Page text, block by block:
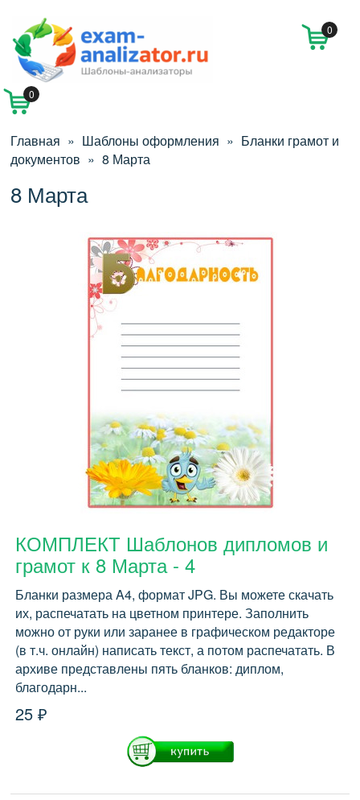
0
0
Главная » Шаблоны оформления » Бланки грамот и
документов » 8 Марта
8 Марта
КОМПЛЕКТ Шаблонов дипломов и
грамот к 8 Марта - 4
Бланки размера A4, формат JPG. Вы можете скачать
их, распечатать на цветном принтере. Заполнить
можно от руки или заранее в графическом редакторе
(в т.ч. онлайн) написать текст, а потом распечатать. В
архиве представлены пять бланков: диплом,
благодарн...
25 ₽